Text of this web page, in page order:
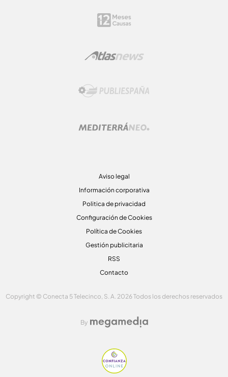
Aviso legal
Información corporativa
Politica de privacidad
Configuración de Cookies
Política de Cookies
Gestión publicitaria
RSS
Contacto
Copyright © Conecta 5 Telecinco, S. A. 2026 Todos los derechos reservados
By